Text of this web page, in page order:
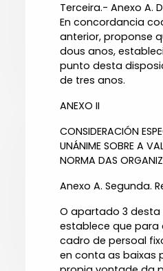
Terceira.- Anexo A.
En concordancia
anterior, proponse
dous anos,
punto desta
de tres anos.
ANEXO II
CONSIDERACIÓN
UNÁNIME SOBRE A
NORMA DAS
Anexo A. Segunda.
O apartado 3 desta
establece que
cadro de persoal
en conta as baixas